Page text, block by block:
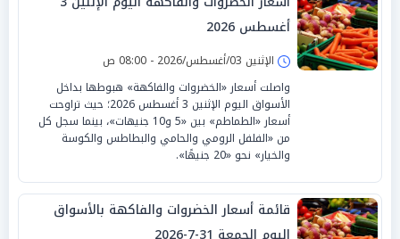
أغسطس 2026
الإثنين 03/أغسطس/2026 - 08:00 ص
واصلت أسعار «الخضروات والفاكهة» هبوطها بداخل
الأسواق اليوم الإثنين 3 أغسطس 2026؛ حيث تراوحت
أسعار «الطماطم» بين «5 و10 جنيهات»، بينما سجل كل
من «الفلفل الرومي والحامي والبطاطس والكوسة
والخيار» نحو «20 جنيهًا».
قائمة أسعار الخضروات والفاكهة بالأسواق